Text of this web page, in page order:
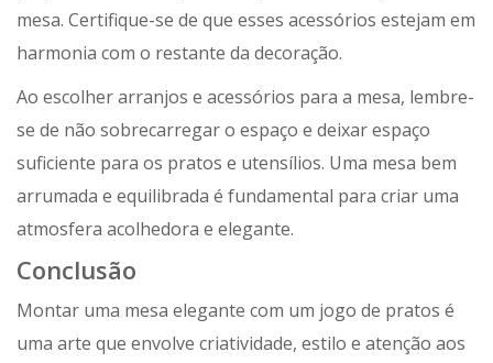
mesa. Certifique-se de que esses acessórios estejam em
harmonia com o restante da decoração.
Ao escolher arranjos e acessórios para a mesa, lembre-
se de não sobrecarregar o espaço e deixar espaço
suficiente para os pratos e utensílios. Uma mesa bem
arrumada e equilibrada é fundamental para criar uma
atmosfera acolhedora e elegante.
Conclusão
Montar uma mesa elegante com um jogo de pratos é
uma arte que envolve criatividade, estilo e atenção aos